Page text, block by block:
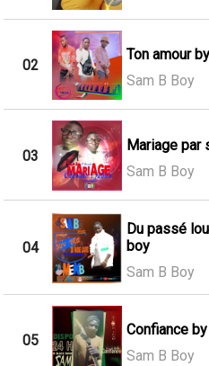
02
Ton amour
Sam B Boy
03
Mariage par
Sam B Boy
04
Du passé
boy
Sam B Boy
05
Confiance
Sam B Boy